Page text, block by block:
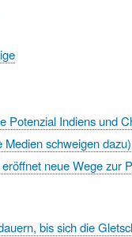
Potenzial Indiens und
schweigen dazu)
neue Wege zur
bis sich die